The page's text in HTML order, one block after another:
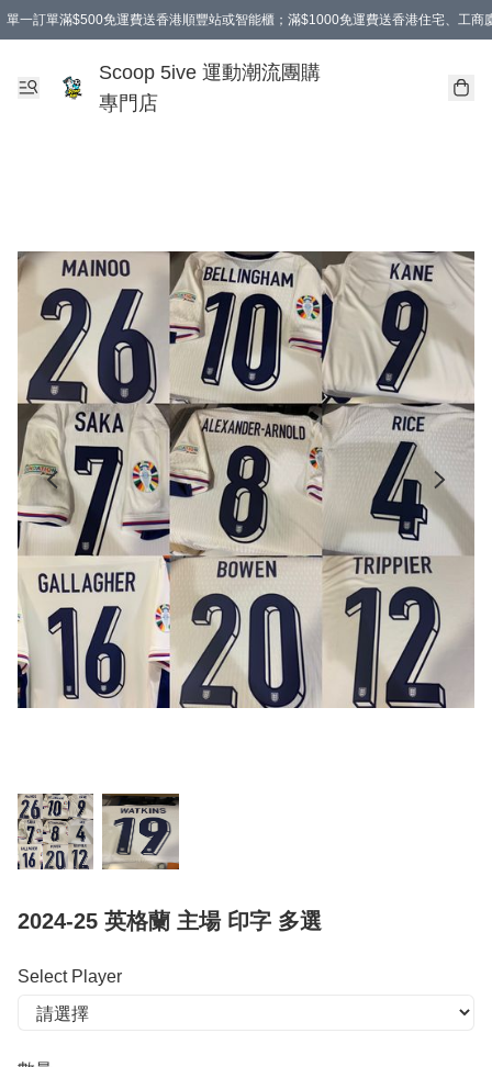
單一訂單滿$500免運費送香港順豐站或智能櫃；滿$1000免運費送香港住宅、工商
Scoop 5ive 運動潮流團購
專門店
2024-25 英格蘭 主場 印字 多選
Select Player